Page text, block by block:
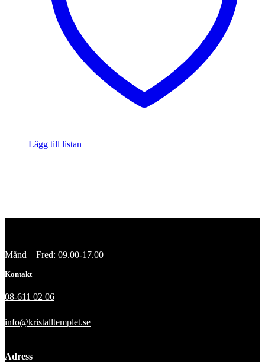
Lägg till listan
Månd – Fred: 09.00-17.00
Kontakt
08-611 02 06
info@kristalltemplet.se
Adress